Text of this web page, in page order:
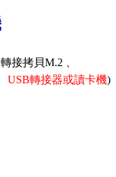
接拷貝M.2 、
USB轉接器或讀卡機)